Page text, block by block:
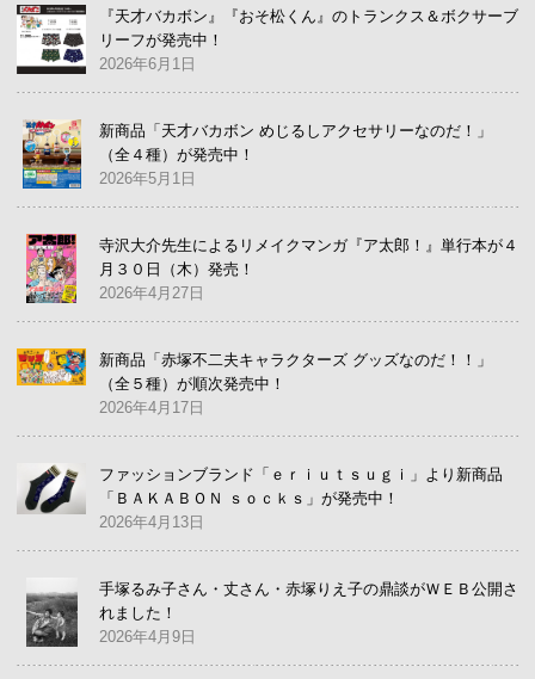
『天才バカボン』『おそ松くん』のトランクス＆ボクサーブ
リーフが発売中！
2026年6月1日
新商品「天才バカボン めじるしアクセサリーなのだ！」
（全４種）が発売中！
2026年5月1日
寺沢大介先生によるリメイクマンガ『ア太郎！』単行本が４
月３０日（木）発売！
2026年4月27日
新商品「赤塚不二夫キャラクターズ グッズなのだ！！」
（全５種）が順次発売中！
2026年4月17日
ファッションブランド「ｅｒｉｕｔｓｕｇｉ」より新商品
「ＢＡＫＡＢＯＮ ｓｏｃｋｓ」が発売中！
2026年4月13日
手塚るみ子さん・丈さん・赤塚りえ子の鼎談がＷＥＢ公開さ
れました！
2026年4月9日